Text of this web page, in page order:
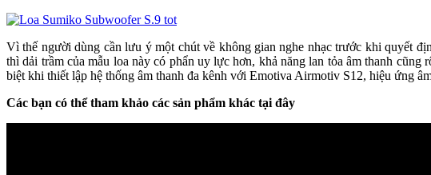
Vì thế người dùng cần lưu ý một chút về không gian nghe nhạc trước khi quyết
thì dải trầm của mẫu loa này có phẩn uy lực hơn, khả năng lan tỏa âm thanh
biệt khi thiết lập hệ thống âm thanh đa kênh với Emotiva Airmotiv S12, hiệu ứng
Các bạn có thể tham khảo các sản phẩm khác tại đây